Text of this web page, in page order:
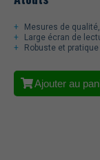
Mesures de
Large écran de
Robuste et pratique
Ajouter au